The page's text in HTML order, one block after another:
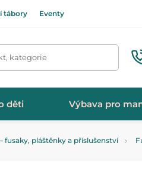
tábory Eventy
kategorie
děti Výbava pro
fusaky, pláštěnky a příslušenství